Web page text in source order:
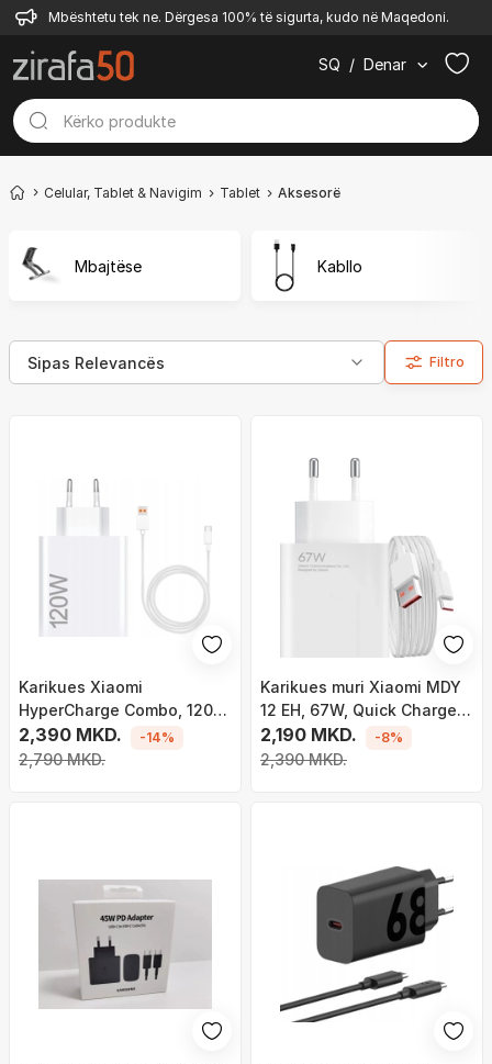
Mbështetu tek ne. Dërgesa 100% të sigurta, kudo në Maqedoni.
SQ / Denar
Celular, Tablet & Navigim Tablet Aksesorë
Mbajtëse Kabllo
Filtro
Karikues Xiaomi
HyperCharge Combo, 120W,
USB Type A, i bardhë
2,390 MKD.
2,790 MKD.
-14%
Karikues muri Xiaomi MDY
12 EH, 67W, Quick Charge
3.0, i bardhë
2,190 MKD.
2,390 MKD.
-8%